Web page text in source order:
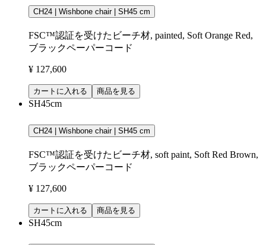
CH24 | Wishbone chair | SH45 cm
FSC™認証を受けたビーチ材, painted, Soft Orange Red,
ブラックペーパーコード
¥ 127,600
カートに入れる 商品を見る
SH45cm
CH24 | Wishbone chair | SH45 cm
FSC™認証を受けたビーチ材, soft paint, Soft Red Brown,
ブラックペーパーコード
¥ 127,600
カートに入れる 商品を見る
SH45cm